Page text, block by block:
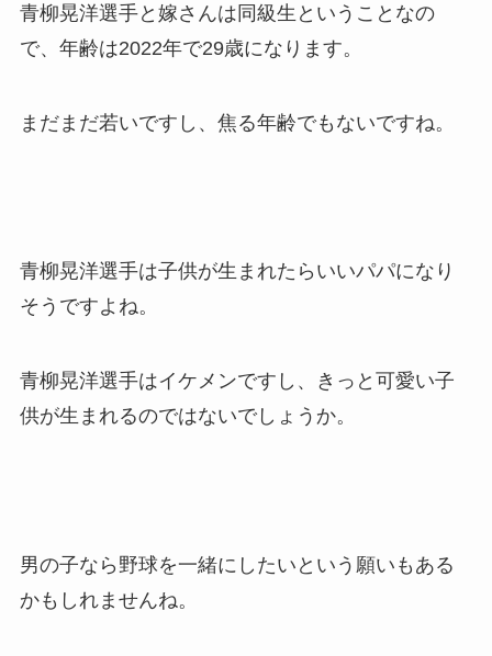
青柳晃洋選手と嫁さんは同級生ということなの
で、年齢は2022年で29歳になります。
まだまだ若いですし、焦る年齢でもないですね。
青柳晃洋選手は子供が生まれたらいいパパになり
そうですよね。
青柳晃洋選手はイケメンですし、きっと可愛い子
供が生まれるのではないでしょうか。
男の子なら野球を一緒にしたいという願いもある
かもしれませんね。